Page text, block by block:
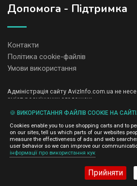
Допомога - Підтримка
Контакти
Політика cookie-файлів
Умови використання
Адміністрація сайту AvizInfo.com.ua не несе
зміст розміщених оголошень.
і не продаємо особисту інформацію
AvizInfo.com.ua третім особам. Ми не
конфіденційності сайтів на які
деяких сторінках нашого сайту
Adsense Advertising Network. Щоб
правила конфіденційності Google
🍪 ВИКОРИСТАННЯ ФАЙЛІВ COOKIE НА
Cookies enable you to use shopping carts and to
on our sites, tell us which parts of our websites
measure the effectiveness of ads and web
user behavior so we can improve our
інформації про використання кук
Прийняти